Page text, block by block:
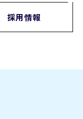
採用情報